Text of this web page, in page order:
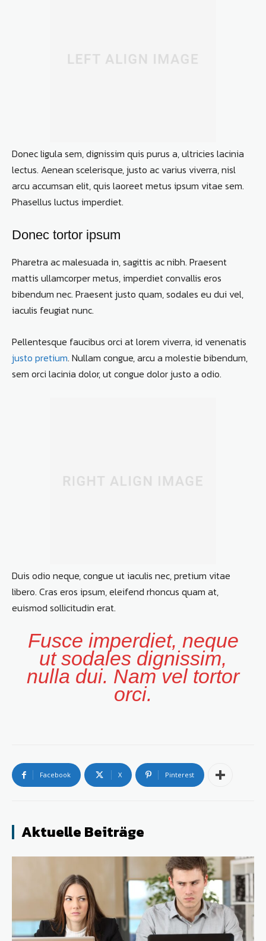
Donec ligula sem, dignissim quis purus a, ultricies lacinia
lectus. Aenean scelerisque, justo ac varius viverra, nisl
arcu accumsan elit, quis laoreet metus ipsum vitae sem.
Phasellus luctus imperdiet.
Donec tortor ipsum
Pharetra ac malesuada in, sagittis ac nibh. Praesent
mattis ullamcorper metus, imperdiet convallis eros
bibendum nec. Praesent justo quam, sodales eu dui vel,
iaculis feugiat nunc.
Pellentesque faucibus orci at lorem viverra, id venenatis
justo pretium. Nullam congue, arcu a molestie bibendum,
sem orci lacinia dolor, ut congue dolor justo a odio.
Duis odio neque, congue ut iaculis nec, pretium vitae
libero. Cras eros ipsum, eleifend rhoncus quam at,
euismod sollicitudin erat.
Fusce imperdiet, neque
ut sodales dignissim,
nulla dui. Nam vel tortor
orci.
Facebook X Pinterest
Aktuelle Beiträge